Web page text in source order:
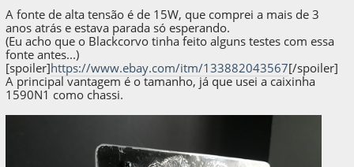
A fonte de alta tensão é de 15W, que comprei a mais de 3
anos atrás e estava parada só esperando.
(Eu acho que o Blackcorvo tinha feito alguns testes com essa
fonte antes...)
[spoiler]https://www.ebay.com/itm/133882043567[/spoiler]
A principal vantagem é o tamanho, já que usei a caixinha
1590N1 como chassi.